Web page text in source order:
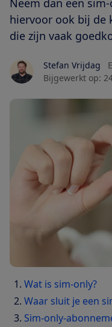
Neem dan een
hiervoor ook bij de
die zijn vaak
Stefan Vrijdag
Bijgewerkt op:
Wat is sim-only?
Waar sluit je een
Sim-only-